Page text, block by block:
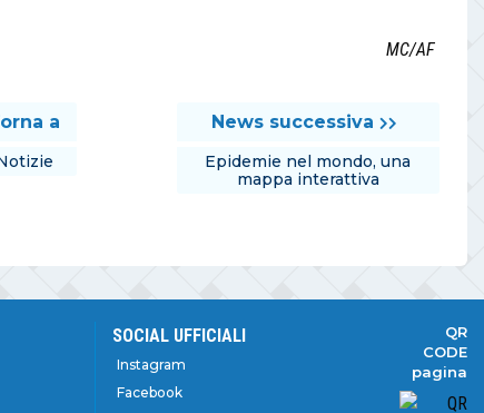
MC/AF
News successiva
Epidemie nel mondo, una
mappa interattiva
a
SOCIAL UFFICIALI
Instagram
Facebook
QR
CODE
pagina